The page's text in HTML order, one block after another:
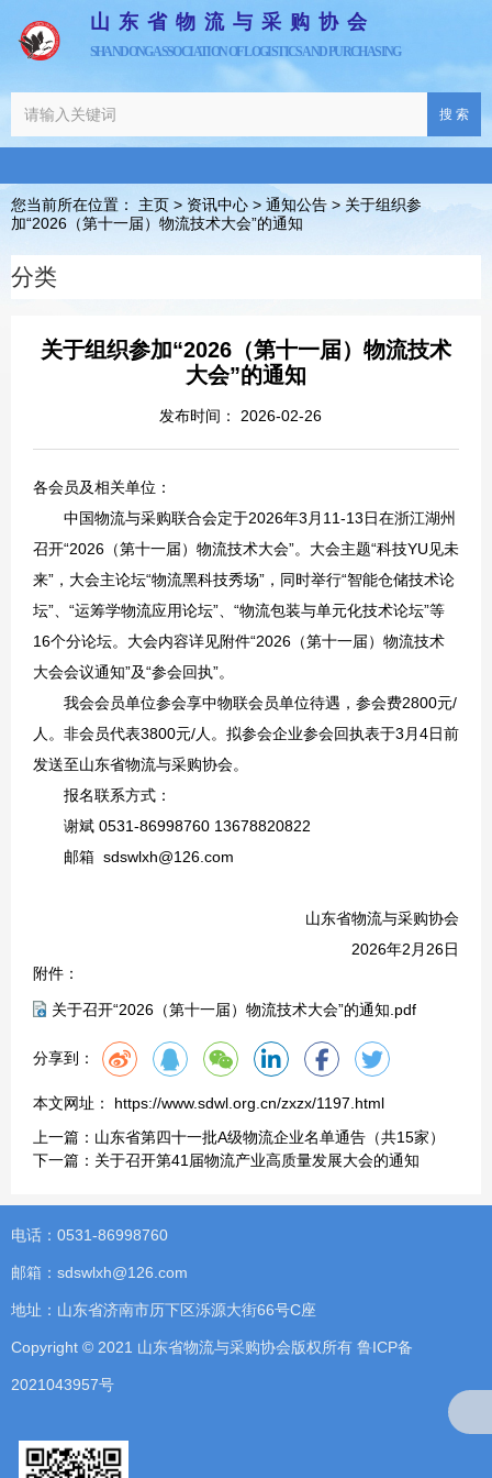
山东省物流与采购协会
SHANDONG ASSOCIATION OF LOGISTICS AND PURCHASING
搜 索
您当前所在位置： 主页 > 资讯中心 > 通知公告 > 关于组织参
加“2026（第十一届）物流技术大会”的通知
分类
关于组织参加“2026（第十一届）物流技术
大会”的通知
发布时间： 2026-02-26
各会员及相关单位：
中国物流与采购联合会定于2026年3月11-13日在浙江湖州
召开“2026（第十一届）物流技术大会”。大会主题“科技YU见未
来”，大会主论坛“物流黑科技秀场”，同时举行“智能仓储技术论
坛”、“运筹学物流应用论坛”、“物流包装与单元化技术论坛”等
16个分论坛。大会内容详见附件“2026（第十一届）物流技术
大会会议通知”及“参会回执”。
我会会员单位参会享中物联会员单位待遇，参会费2800元/
人。非会员代表3800元/人。拟参会企业参会回执表于3月4日前
发送至山东省物流与采购协会。
报名联系方式：
谢斌 0531-86998760 13678820822
邮箱 sdswlxh@126.com
山东省物流与采购协会
2026年2月26日
附件：
关于召开“2026（第十一届）物流技术大会”的通知.pdf
分享到：
本文网址： https://www.sdwl.org.cn/zxzx/1197.html
上一篇： 山东省第四十一批A级物流企业名单通告（共15家）
下一篇： 关于召开第41届物流产业高质量发展大会的通知
电话：0531-86998760
邮箱：sdswlxh@126.com
地址：山东省济南市历下区泺源大街66号C座
Copyright © 2021 山东省物流与采购协会版权所有 鲁ICP备
2021043957号